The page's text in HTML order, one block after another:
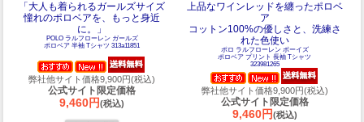
「大人も着られるガールズサイズ
憧れのポロベアを、もっと身近
に。」
POLO ラルフローレン ガールズ
ポロベア 半袖 Tシャツ 313a11851
弊社他サイト価格9,900円(税込)
公式サイト限定価格
9,460円(税込)
上品なワインレッドを纏ったポロベ
ア
コットン100%の優しさと、洗練さ
れた色使い
ポロ ラルフローレン ボーイズ
ポロベア プリント 長袖 Tシャツ
323981265
弊社他サイト価格9,900円(税込)
公式サイト限定価格
9,460円(税込)